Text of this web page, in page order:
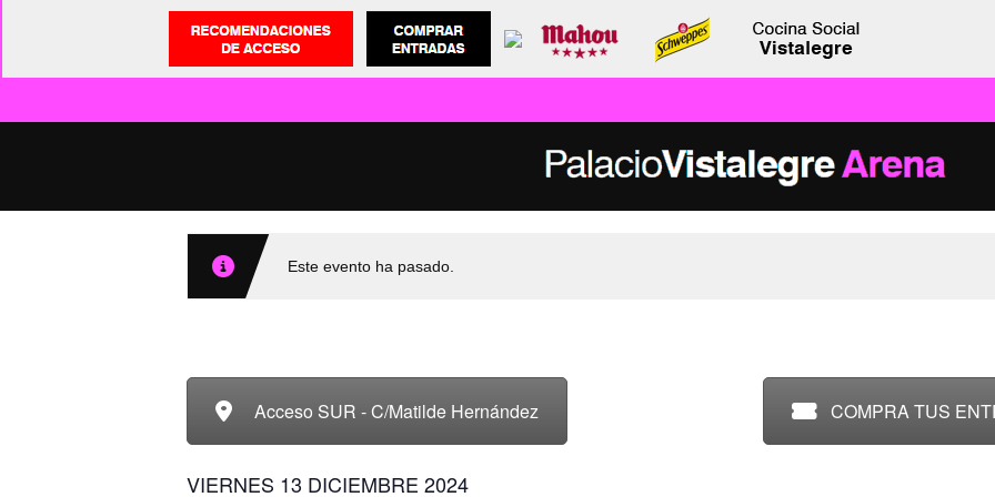
Este evento ha pasado.
Acceso SUR - C/Matilde Hernández
VIERNES 13 DICIEMBRE 2024
COMPRA TUS